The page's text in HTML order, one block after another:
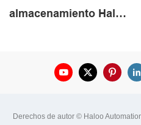
almacenamiento Haloo
inteligente, puerta de
sistema de
Derechos de autor © Haloo